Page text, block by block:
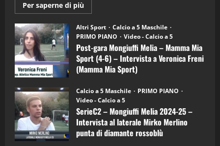
Per saperne di più
informazioni
Post-
gara
Mongiuffi
Melia
–
Mamma
Mia
Sport
6)
–
Intervista
a
mister
Arturo
Carciotto
(Mongiuffi
Altri Sport
Calcio a 5 Maschile
PRIMO PIANO
Video - Calcio a 5
Post-gara Mongiuffi Melia – Mamma Mia
Sport (4-6) – Intervista a Veronica Freni
(Mamma Mia Sport)
Calcio a 5 Maschile
PRIMO PIANO
Video - Calcio a 5
SerieC2 – Mongiuffi Melia 2024-25 –
Intervista al laterale Mirko Merlino
punta di diamante rossoblù
3
"SportEmpire" in Podcast
“SportEmpire” in Podcast: 28^ Puntata
(Martedi 21 Aprile 2026)
21/04/2026
4
“SportEmpire” in Podcast: 27^ Puntata
(Martedi 14 Aprile 2026)
15/04/2026